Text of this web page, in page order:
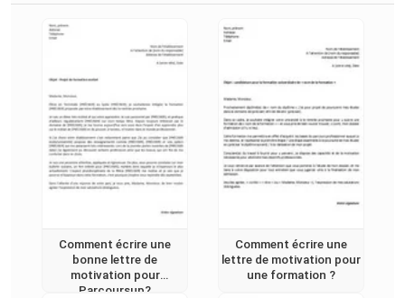
Comment écrire une
bonne lettre de
motivation pour
Parcoursup?
Comment écrire une
lettre de motivation pour
une formation ?